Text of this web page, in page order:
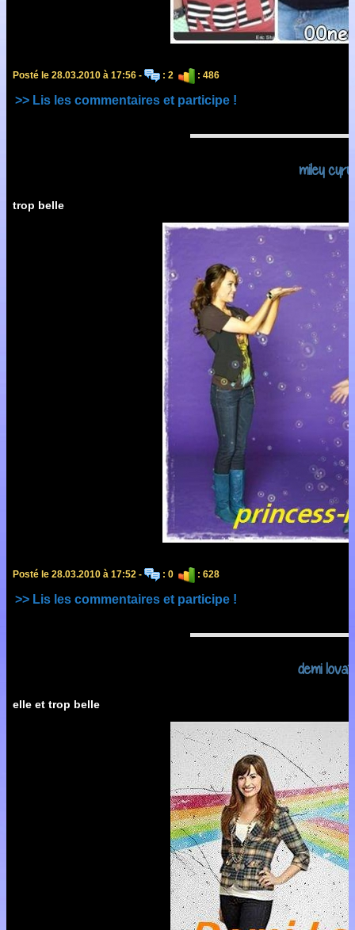
Posté le 28.03.2010 à 17:56 - : 2 : 486
>> Lis les commentaires et participe !
miley
trop belle
Posté le 28.03.2010 à 17:52 - : 0 : 628
>> Lis les commentaires et participe !
demi
elle et trop belle